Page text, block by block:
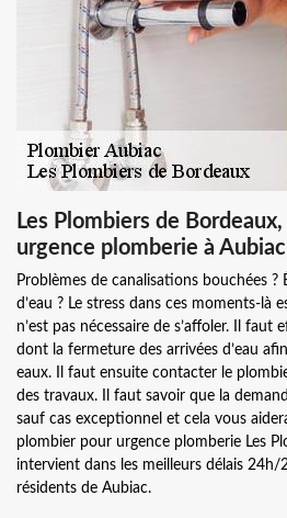
Les Plombiers de
urgence plomberie à Aubiac
Problèmes de canalisations bouchées ?
d’eau ? Le stress dans ces moments-là
n’est pas nécessaire de s’affoler. Il faut
dont la fermeture des arrivées d’eau
eaux. Il faut ensuite contacter le
des travaux. Il faut savoir que la
sauf cas exceptionnel et cela vous
plombier pour urgence plomberie Les
intervient dans les meilleurs délais
résidents de Aubiac.